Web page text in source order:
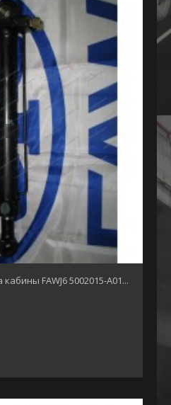
FAWJ6 5002015-A01...